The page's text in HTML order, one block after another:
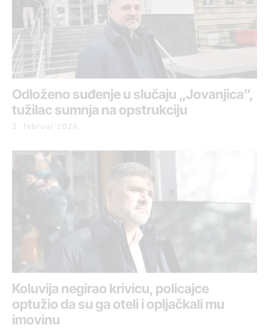
Odloženo suđenje u slučaju „Jovanjica”,
tužilac sumnja na opstrukciju
3. februar 2026.
Koluvija negirao krivicu, policajce
optužio da su ga oteli i opljačkali mu
imovinu